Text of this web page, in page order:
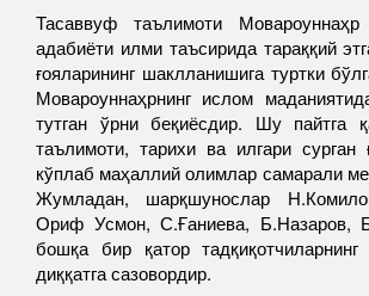
Тасаввуф таълимоти
адабиёти илми таъсирида тараққий
ғояларининг шаклланишига туртки
Мовароуннаҳрнинг ислом
тутган ўрни беқиёсдир. Шу пайтга
таълимоти, тарихи ва илгари сурган
кўплаб маҳаллий олимлар самарали
Жумладан, шарқшунослар
Ориф Усмон, С.Ғаниева, Б.Назаров,
бошқа бир қатор
диққатга сазовордир.